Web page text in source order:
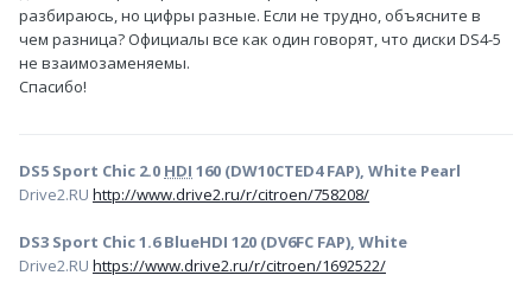
разбираюсь, но цифры разные. Если не трудно, объясните в
чем разница? Официалы все как один говорят, что диски DS4-5
не взаимозаменяемы.
Спасибо!
DS5 Sport Chic 2.0 HDI 160 (DW10CTED4 FAP), White Pearl
Drive2.RU http://www.drive2.ru/r/citroen/758208/
DS3 Sport Chic 1.6 BlueHDI 120 (DV6FC FAP), White
Drive2.RU https://www.drive2.ru/r/citroen/1692522/